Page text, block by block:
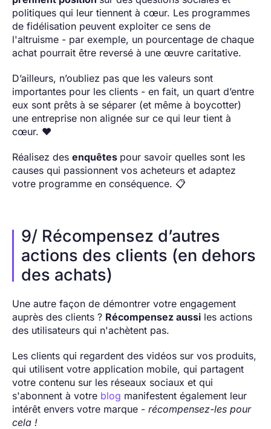
politiques qui leur tiennent à cœur. Les programmes
de fidélisation peuvent exploiter ce sens de
l'altruisme - par exemple, un pourcentage de chaque
achat pourrait être reversé à une œuvre caritative.
D’ailleurs, n’oubliez pas que les valeurs sont
importantes pour les clients - en fait, un quart d’entre
eux sont prêts à se séparer (et même à boycotter)
une entreprise non alignée sur ce qui leur tient à
cœur. ❤️
Réalisez des enquêtes pour savoir quelles sont les
causes qui passionnent vos acheteurs et adaptez
votre programme en conséquence. 📋
9/ Récompensez d’autres
actions des clients (en dehors
des achats)
Une autre façon de démontrer votre engagement
auprès des clients ? Récompensez aussi les actions
des utilisateurs qui n'achètent pas.
Les clients qui regardent des vidéos sur vos produits,
qui utilisent votre application mobile, qui partagent
votre contenu sur les réseaux sociaux et qui
s'abonnent à votre blog manifestent également leur
intérêt envers votre marque - récompensez-les pour
cela !